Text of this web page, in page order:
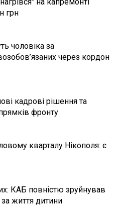
грн
чоловіка за
через кордон
кадрові рішення та
фронту
кварталу Нікополя: є
КАБ повністю зруйнував
за життя дитини